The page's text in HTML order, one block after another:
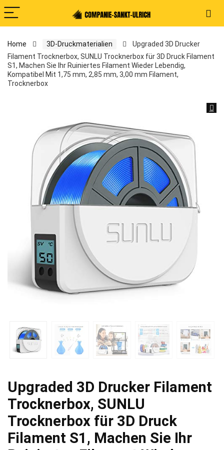
Home 3D-Druckmaterialien
Upgraded 3D Drucker
Filament Trocknerbox, SUNLU Trocknerbox für 3D Druck Filament
S1, Machen Sie Ihr Ruiniertes Filament Wieder Lebendig,
Kompatibel Mit 1,75 mm, 2,85 mm, 3,00 mm Filament,
Trocknerbox
Upgraded 3D Drucker Filament
Trocknerbox, SUNLU
Trocknerbox für 3D Druck
Filament S1, Machen Sie Ihr